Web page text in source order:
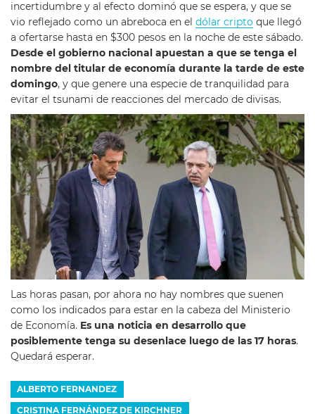
incertidumbre y al efecto dominó que se espera, y que se
vio reflejado como un abreboca en el dólar cripto que llegó
a ofertarse hasta en $300 pesos en la noche de este sábado.
Desde el gobierno nacional apuestan a que se tenga el
nombre del titular de economía durante la tarde de este
domingo, y que genere una especie de tranquilidad para
evitar el tsunami de reacciones del mercado de divisas.
Las horas pasan, por ahora no hay nombres que suenen
como los indicados para estar en la cabeza del Ministerio
de Economía. Es una noticia en desarrollo que
posiblemente tenga su desenlace luego de las 17 horas.
Quedará esperar.
ALBERTO FERNANDEZ
CRISTINA FERNÁNDEZ DE KIRCHNER